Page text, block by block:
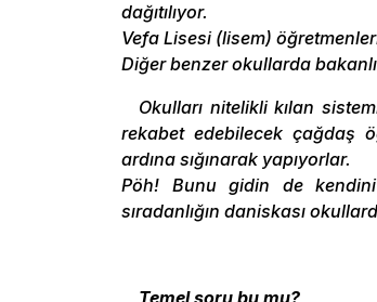
dağıtılıyor.
Vefa Lisesi (lisem)
Diğer benzer okullarda
Okulları nitelikli kılan
rekabet edebilecek çağdaş
ardına sığınarak yapıyorlar.
Pöh! Bunu gidin de
sıradanlığın daniskası
Temel soru bu mu?